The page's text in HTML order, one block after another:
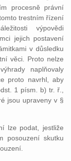
procesně právní
trestním řízení
výpovědi
jejich postavení
v důsledku
věci. Proto nelze
naplňovaly
proto navrhl, aby
1 písm. b) tr. ř.,
jsou upraveny v §
lze podat, jestliže
posouzení skutku